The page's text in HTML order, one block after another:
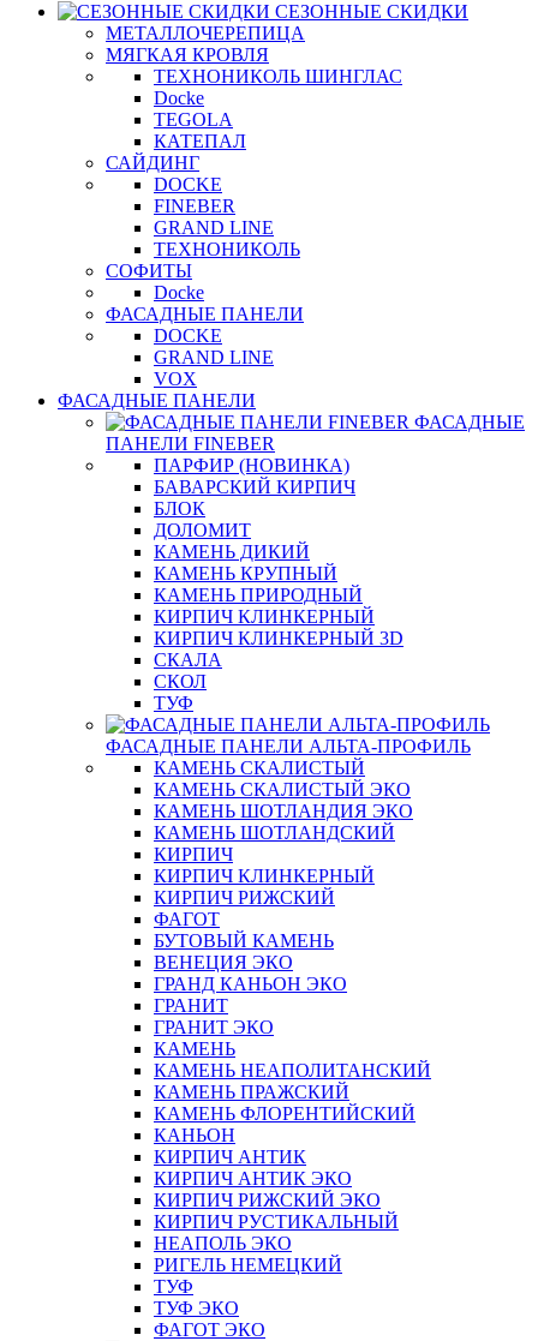
СЕЗОННЫЕ СКИДКИ
МЕТАЛЛОЧЕРЕПИЦА
МЯГКАЯ КРОВЛЯ
ТЕХНОНИКОЛЬ ШИНГЛАС
Docke
TEGOLA
КАТЕПАЛ
САЙДИНГ
DOCKE
FINEBER
GRAND LINE
ТЕХНОНИКОЛЬ
СОФИТЫ
Docke
ФАСАДНЫЕ ПАНЕЛИ
DOCKE
GRAND LINE
VOX
ФАСАДНЫЕ ПАНЕЛИ
ФАСАДНЫЕ
ПАНЕЛИ FINEBER
ПАРФИР (НОВИНКА)
БАВАРСКИЙ КИРПИЧ
БЛОК
ДОЛОМИТ
КАМЕНЬ ДИКИЙ
КАМЕНЬ КРУПНЫЙ
КАМЕНЬ ПРИРОДНЫЙ
КИРПИЧ КЛИНКЕРНЫЙ
КИРПИЧ КЛИНКЕРНЫЙ 3D
СКАЛА
СКОЛ
ТУФ
ФАСАДНЫЕ ПАНЕЛИ АЛЬТА-ПРОФИЛЬ
КАМЕНЬ СКАЛИСТЫЙ
КАМЕНЬ СКАЛИСТЫЙ ЭКО
КАМЕНЬ ШОТЛАНДИЯ ЭКО
КАМЕНЬ ШОТЛАНДСКИЙ
КИРПИЧ
КИРПИЧ КЛИНКЕРНЫЙ
КИРПИЧ РИЖСКИЙ
ФАГОТ
БУТОВЫЙ КАМЕНЬ
ВЕНЕЦИЯ ЭКО
ГРАНД КАНЬОН ЭКО
ГРАНИТ
ГРАНИТ ЭКО
КАМЕНЬ
КАМЕНЬ НЕАПОЛИТАНСКИЙ
КАМЕНЬ ПРАЖСКИЙ
КАМЕНЬ ФЛОРЕНТИЙСКИЙ
КАНЬОН
КИРПИЧ АНТИК
КИРПИЧ АНТИК ЭКО
КИРПИЧ РИЖСКИЙ ЭКО
КИРПИЧ РУСТИКАЛЬНЫЙ
НЕАПОЛЬ ЭКО
РИГЕЛЬ НЕМЕЦКИЙ
ТУФ
ТУФ ЭКО
ФАГОТ ЭКО